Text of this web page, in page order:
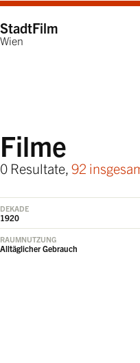
StadtFilm
Wien
Filme
0 Resultate, 92
DEKADE
1920
RAUMNUTZUNG
Alltäglicher Gebrauch